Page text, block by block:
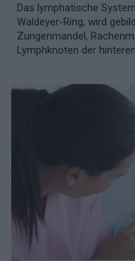
Das lymphatische
Waldeyer-Ring, wird
Zungenmandel,
Lymphknoten der